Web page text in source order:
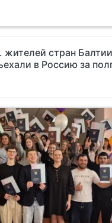
жителей стран
в Россию за